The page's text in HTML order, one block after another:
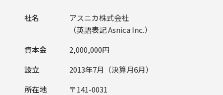
社名
アスニカ株式会社
（英語表記 Asnica Inc.）
資本金
2,000,000円
設立
2013年7月（決算月6月）
所在地
〒141-0031